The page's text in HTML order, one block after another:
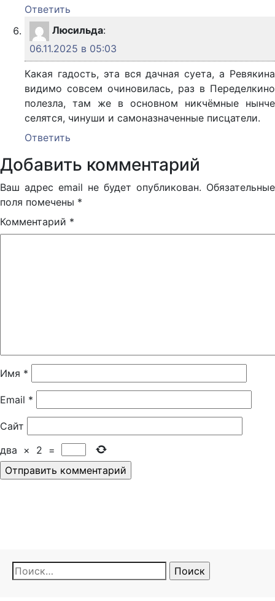
Ответить
Люсильда:
06.11.2025 в 05:03
Какая гадость, эта вся дачная суета, а Ревякина
видимо совсем очиновилась, раз в Переделкино
полезла, там же в основном никчёмные нынче
селятся, чинуши и самоназначенные писцатели.
Ответить
Добавить комментарий
Ваш адрес email не будет опубликован. Обязательные
поля помечены *
Комментарий *
Имя *
Email *
Сайт
два × 2 =
Найти: